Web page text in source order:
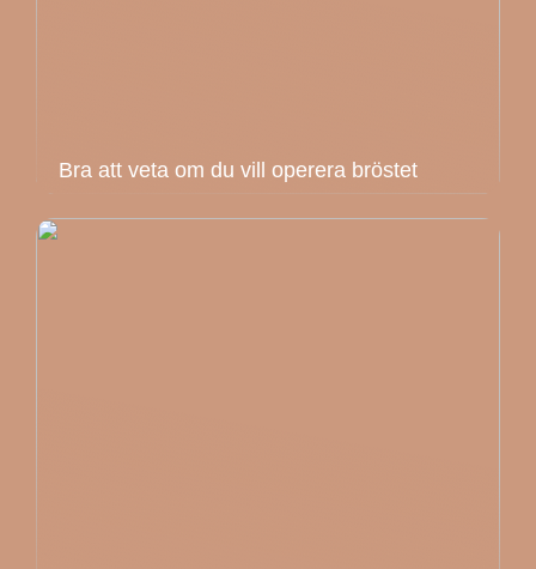
Bra att veta om du vill operera bröstet